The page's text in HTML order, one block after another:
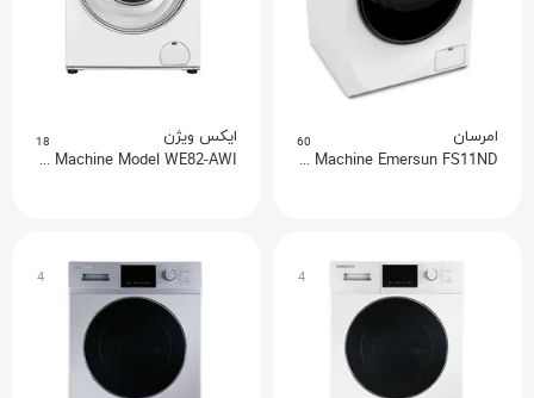
امرسان 60
Washing Machine Emersun FS11ND
ایکس ویژن 18
Xvision Washing Machine Model WE82-AWI
4
4